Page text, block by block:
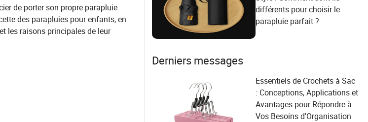
de porter son propre parapluie
des parapluies pour enfants, en
les raisons principales de leur
différents pour choisir le
parapluie parfait ?
Derniers messages
Essentiels de Crochets à Sac
: Conceptions, Applications et
Avantages pour Répondre à
Vos Besoins d'Organisation